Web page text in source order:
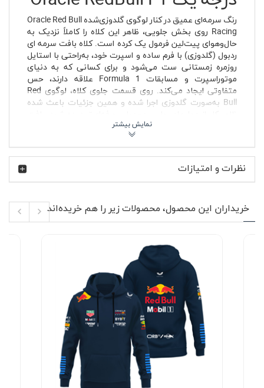
رنگ سرمه‌ای عمیق در کنار لوگوی گلدوزی‌شده Oracle Red Bull
Racing روی بخش جلویی، ظاهر این کلاه را کاملاً نزدیک به
حال‌وهوای پیت‌لین فرمول یک کرده است. کلاه بافت سرمه ای
ردبول (گلدوزی) با فرم ساده و اسپرت خود، به‌راحتی با استایل
روزمره زمستانی ست می‌شود و برای کسانی که به دنیای
موتوراسپرت و مسابقات Formula 1 علاقه دارند، حس
متفاوتی ایجاد می‌کند. روی قسمت جلوی کلاه، لوگوی Red
Bull به‌صورت گلدوزی اجرا شده و همین جزئیات باعث شده
نرم و کشسان این مدل باعث می‌شود روی سر فرم راحتی داشته
باشد و برای استفاده طولانی در هوای سرد آزاردهنده نباشد.
تیم Oracle Red Bull Racing در سال‌های اخیر یکی از مهم‌ترین
نام‌های فرمول یک بوده و طراحی محصولات مرتبط با این تیم
فضایی را تداعی می‌کند که در لباس رانندگان و تجهیزات رسمی
تیم دیده می‌شود. کلاه بافت سرمه ای ردبول (گلدوزی) برای
کسانی جذاب است که استایل اسپرت روزمره را با المان‌های
هنگام تماشای مسابقات.
🔥 ویژگی‌های محصول
Bull F1
رنگ سرمه‌ای قابل ست شدن با استایل زنانه و مردانه
لوگوی Red Bull گلدوزی‌شده روی قسمت جلویی کلاه
تولید شده از نخ درجه یک نرم و گرم
وزن سبک و مناسب استفاده روزمره
کشسانی مناسب برای قرارگیری راحت روی سر
دوام خوب بافت و حفظ فرم در استفاده مداوم
نظرات و امتیازات
خریداران این محصول، محصولات زیر را هم خریده‌اند